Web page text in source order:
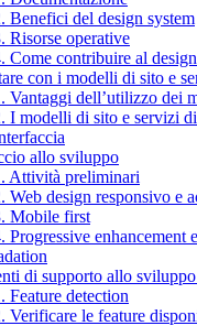
Benefici del design system
Risorse operative
Come contribuire al
con i modelli di sito e
Vantaggi dell’utilizzo dei
I modelli di sito e servizi
allo sviluppo
Attività preliminari
Web design responsivo e
Mobile first
Progressive enhancement
di supporto allo
Feature detection
Verificare le feature